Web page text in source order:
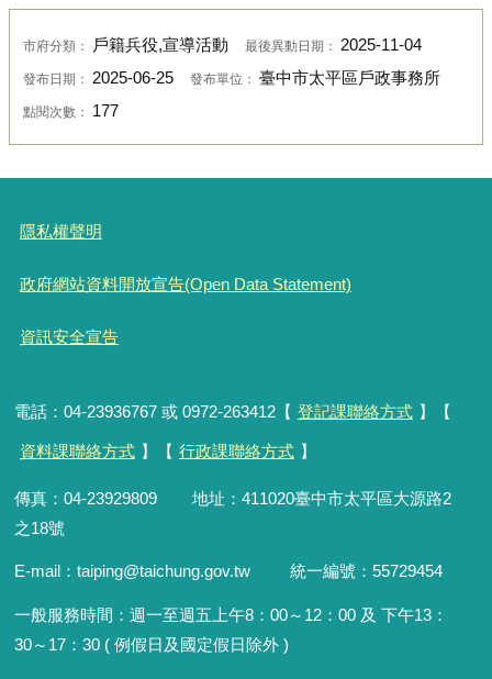
市府分類： 戶籍兵役,宣導活動 最後異動日期： 2025-11-04
發布日期： 2025-06-25 發布單位： 臺中市太平區戶政事務所
點閱次數： 177
隱私權聲明
政府網站資料開放宣告(Open Data Statement)
資訊安全宣告
電話：04-23936767 或 0972-263412【 登記課聯絡方式 】【
資料課聯絡方式 】【 行政課聯絡方式 】
傳真：04-23929809 地址：411020臺中市太平區大源路2
之18號
E-mail：taiping@taichung.gov.tw 統一編號：55729454
一般服務時間： 週一至週五上午8：00～12：00 及 下午13：
30～17：30 ( 例假日及國定假日除外 )